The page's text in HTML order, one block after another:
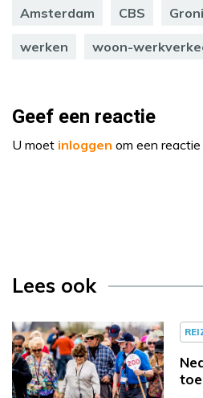
Amsterdam CBS
werken woon-
Geef een reactie
U moet inloggen om een
Lees ook